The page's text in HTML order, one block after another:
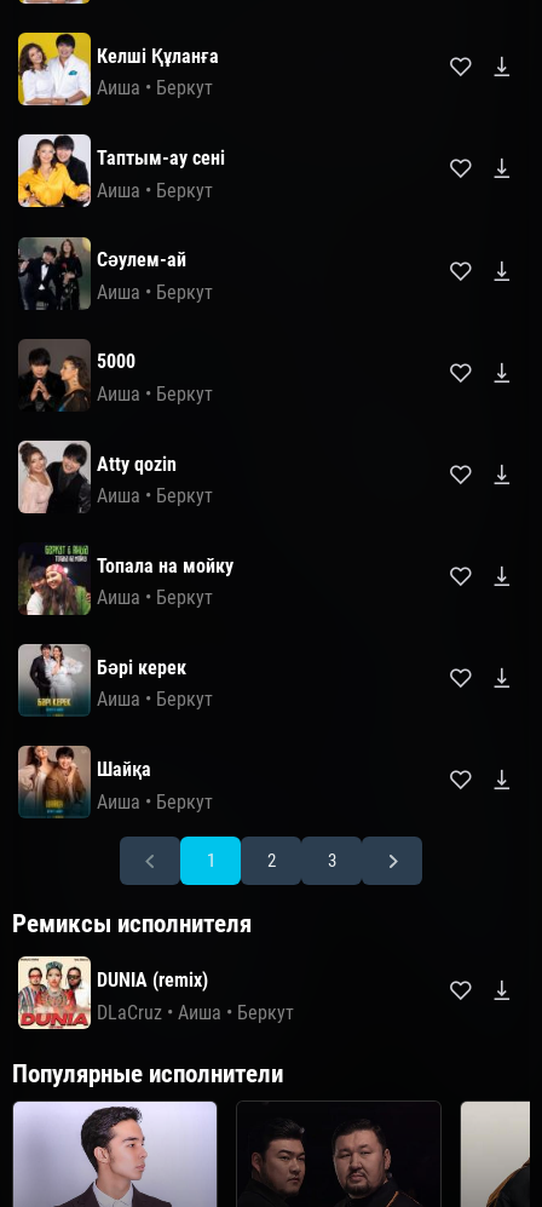
Келші Құланға
Аиша • Беркут
Таптым-ау сені
Аиша • Беркут
Сәулем-ай
Аиша • Беркут
5000
Аиша • Беркут
Atty qozin
Аиша • Беркут
Топала на мойку
Аиша • Беркут
Бәрі керек
Аиша • Беркут
Шайқа
Аиша • Беркут
1 2 3
Ремиксы исполнителя
DUNIA (remix)
DLaCruz • Аиша • Беркут
Популярные исполнители